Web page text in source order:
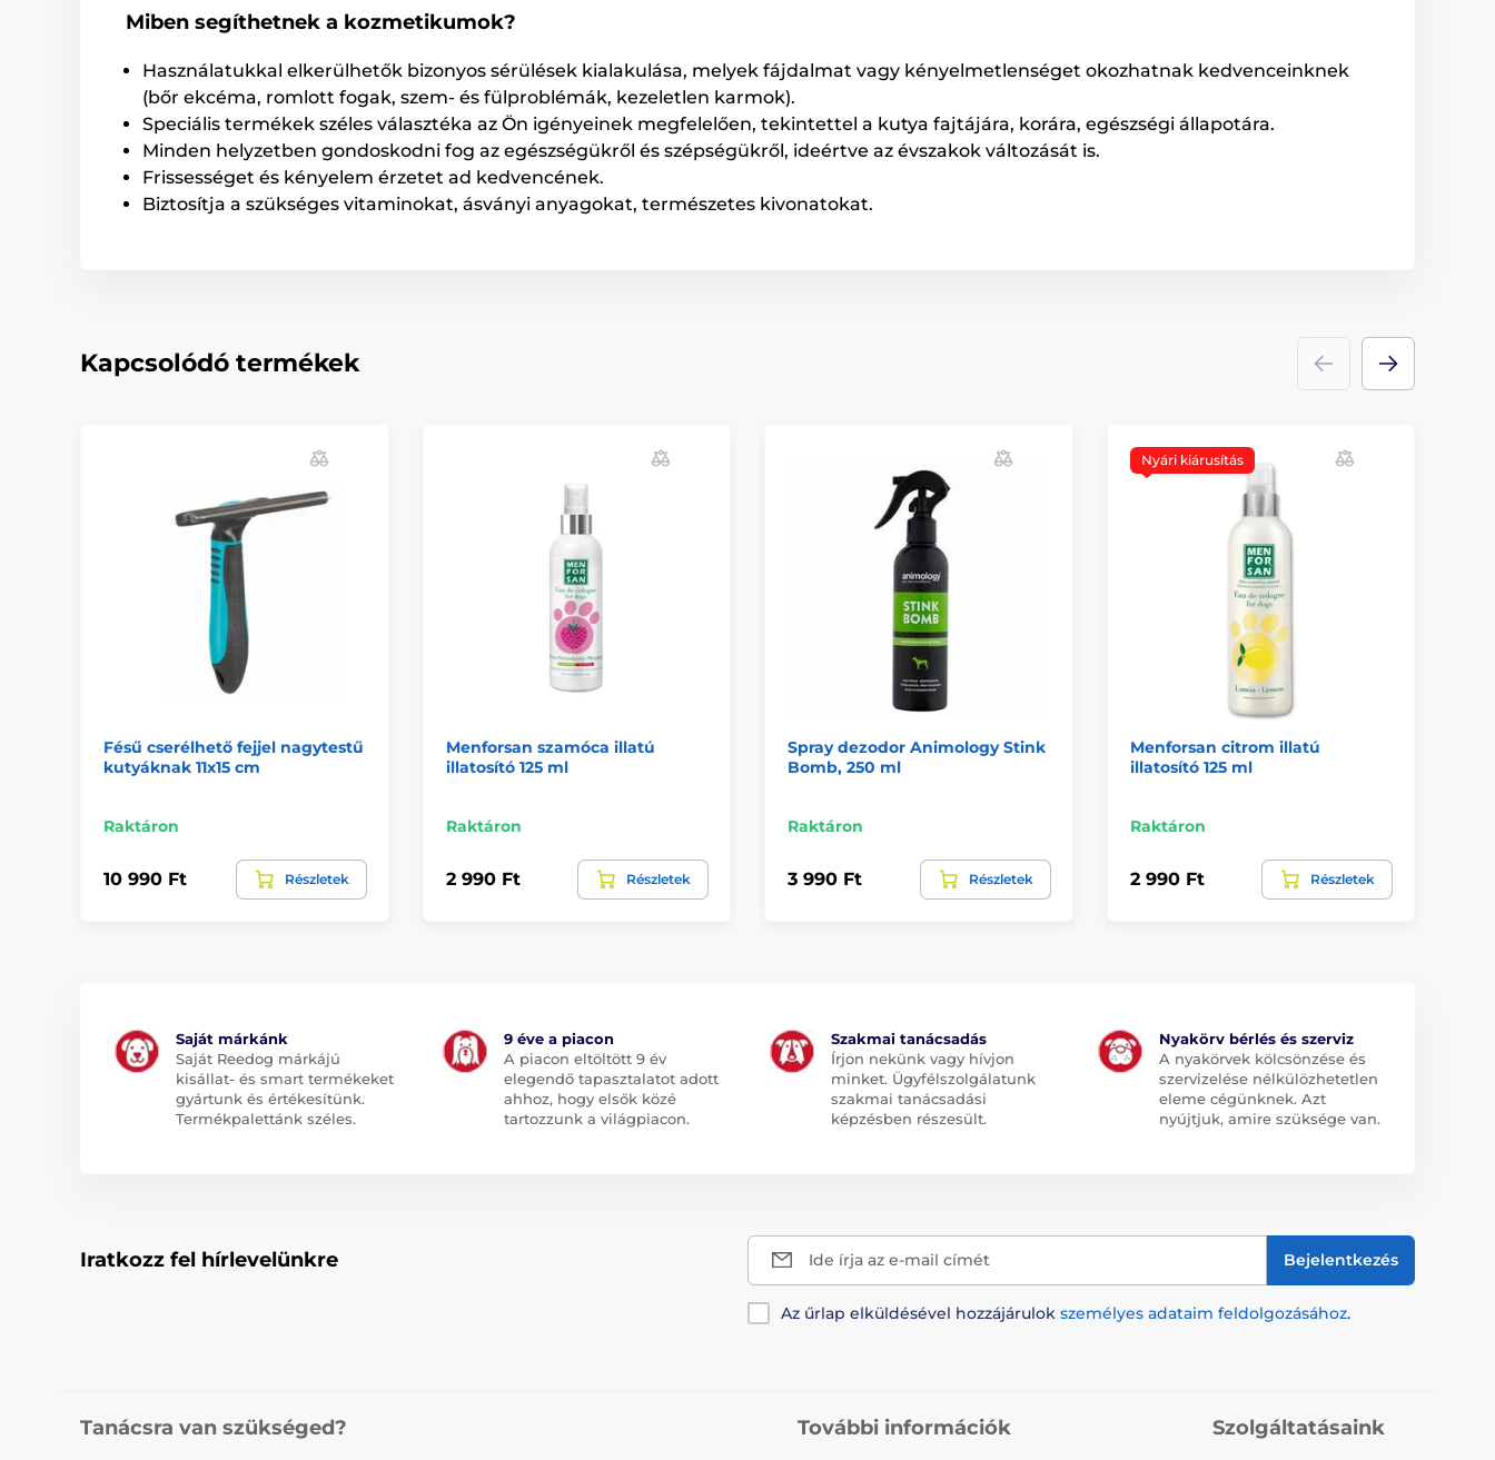
Miben segíthetnek a kozmetikumok?
Használatukkal elkerülhetők bizonyos sérülések kialakulása, melyek fájdalmat vagy kényelmetlenséget okozhatnak kedvenceinknek
(bőr ekcéma, romlott fogak, szem- és fülproblémák, kezeletlen karmok).
Speciális termékek széles választéka az Ön igényeinek megfelelően, tekintettel a kutya fajtájára, korára, egészségi állapotára.
Minden helyzetben gondoskodni fog az egészségükről és szépségükről, ideértve az évszakok változását is.
Frissességet és kényelem érzetet ad kedvencének.
Biztosítja a szükséges vitaminokat, ásványi anyagokat, természetes kivonatokat.
Kapcsolódó termékek
Fésű cserélhető fejjel nagytestű
kutyáknak 11x15 cm
Raktáron
10 990 Ft Részletek
Menforsan szamóca illatú
illatosító 125 ml
Raktáron
2 990 Ft Részletek
Spray dezodor Animology Stink
Bomb, 250 ml
Raktáron
3 990 Ft Részletek
Nyári kiárusítás
Menforsan citrom illatú
illatosító 125 ml
Raktáron
2 990 Ft Részletek
Saját márkánk
Saját Reedog márkájú
kisállat- és smart termékeket
gyártunk és értékesítünk.
Termékpalettánk széles.
9 éve a piacon
A piacon eltöltött 9 év
elegendő tapasztalatot adott
ahhoz, hogy elsők közé
tartozzunk a világpiacon.
Szakmai tanácsadás
Írjon nekünk vagy hívjon
minket. Ügyfélszolgálatunk
szakmai tanácsadási
képzésben részesült.
Nyakörv bérlés és szerviz
A nyakörvek kölcsönzése és
szervizelése nélkülözhetetlen
eleme cégünknek. Azt
nyújtjuk, amire szüksége van.
Iratkozz fel hírlevelünkre Ide írja az e-mail címét Bejelentkezés
Az űrlap elküldésével hozzájárulok személyes adataim feldolgozásához.
Tanácsra van szükséged? További információk Szolgáltatásaink